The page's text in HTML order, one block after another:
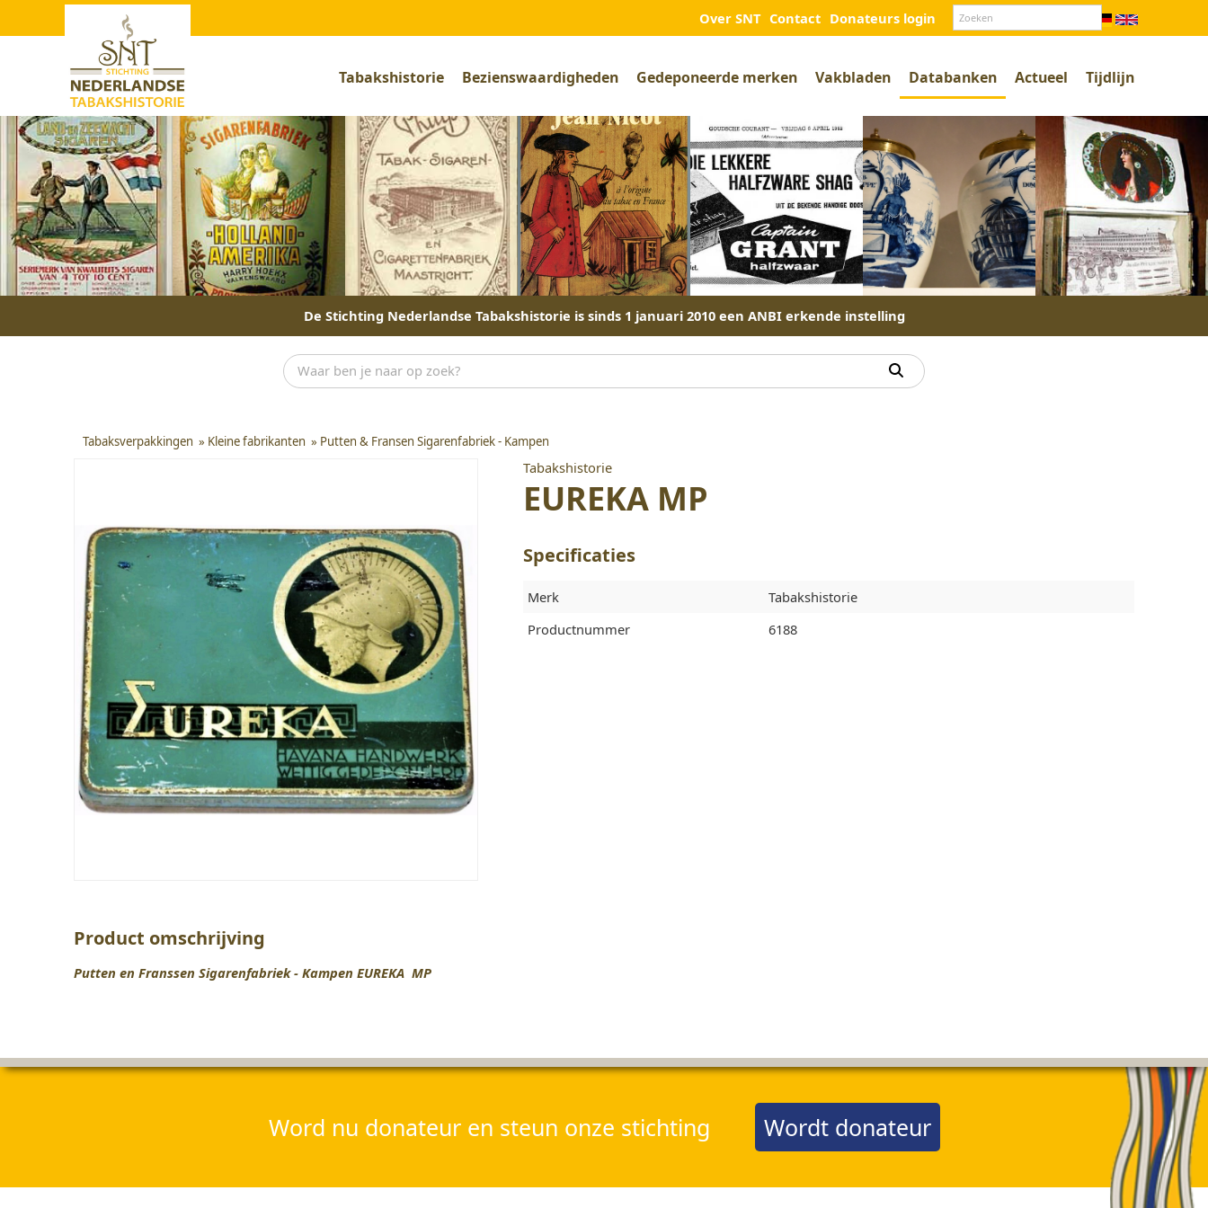
Over SNT Contact Donateurs login
Tabakshistorie Bezienswaardigheden Gedeponeerde merken Vakbladen Databanken Actueel Tijdlijn
De Stichting Nederlandse Tabakshistorie is sinds 1 januari 2010 een ANBI erkende instelling
Tabaksverpakkingen » Kleine fabrikanten » Putten & Fransen Sigarenfabriek - Kampen
Product omschrijving
Putten en Franssen Sigarenfabriek - Kampen EUREKA MP
Tabakshistorie
EUREKA MP
Specificaties
Merk
Tabakshistorie
Productnummer
6188
Word nu donateur en steun onze stichting Wordt donateur